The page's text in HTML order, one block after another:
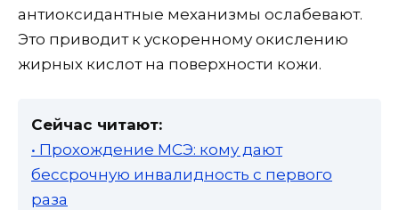
антиоксидантные механизмы ослабевают.
Это приводит к ускоренному окислению
жирных кислот на поверхности кожи.
Сейчас читают:
• Прохождение МСЭ: кому дают
бессрочную инвалидность с первого
раза